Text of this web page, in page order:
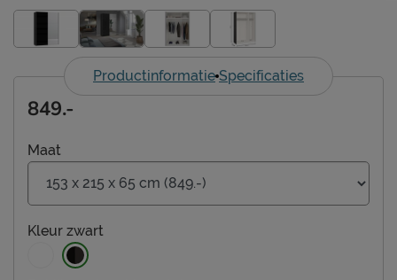
Productinformatie Specificaties
Maat
Kleur zwart
849.-